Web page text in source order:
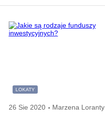
LOKATY
26 Sie 2020 Marzena Loranty